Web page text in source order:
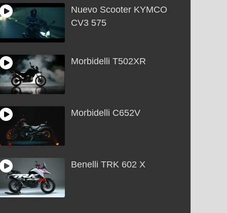
Nuevo Scooter KYMCO
CV3 575
Morbidelli T502XR
Morbidelli C652V
Benelli TRK 602 X